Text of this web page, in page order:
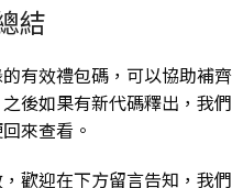
結
有效禮包碼，可以協助補齊
後如果有新代碼釋出，我們
來查看。
歡迎在下方留言告知，我們